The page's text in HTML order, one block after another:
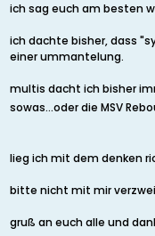
ich sag euch am besten
ich dachte bisher, dass
einer ummantelung.
multis dacht ich bisher
sowas...oder die MSV
lieg ich mit dem denken
bitte nicht mit mir
gruß an euch alle und